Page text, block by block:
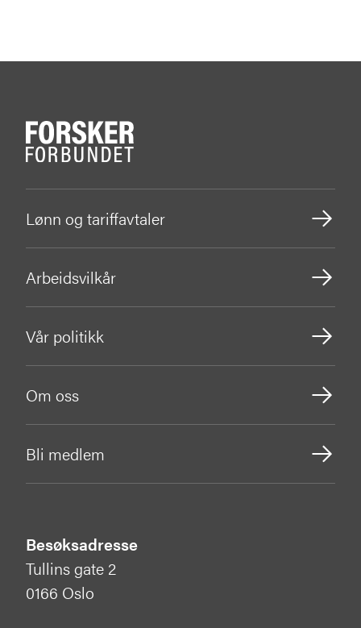
Lønn og tariffavtaler
Arbeidsvilkår
Vår politikk
Om oss
Bli medlem
Besøksadresse
Tullins gate 2
0166 Oslo